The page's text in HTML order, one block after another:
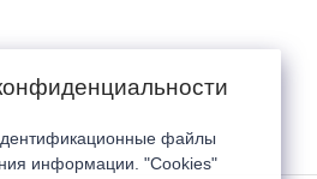
файлы
информации. "Cookies"